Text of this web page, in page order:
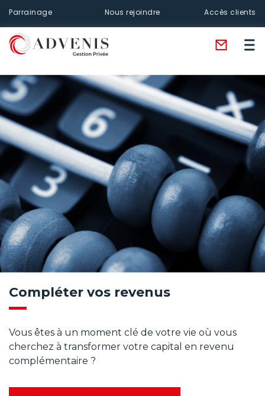
Parrainage Nous rejoindre Accès clients
Compléter vos revenus
Vous êtes à un moment clé de votre vie où vous
cherchez à transformer votre capital en revenu
complémentaire ?